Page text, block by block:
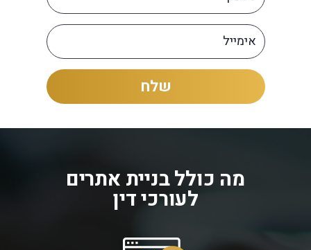
מה כולל בניית אתרים
לעורכי דין